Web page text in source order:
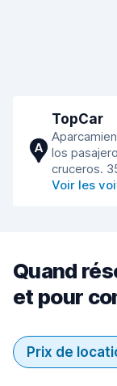
A
TopCar
los
cruceros.
Voir les
Quand
et pour
Prix de